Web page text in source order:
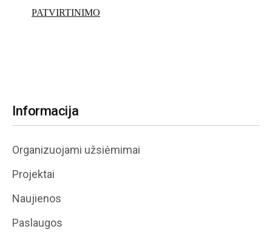
PATVIRTINIMO
Informacija
Organizuojami užsiėmimai
Projektai
Naujienos
Paslaugos